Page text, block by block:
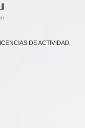
DE ACTIVIDAD